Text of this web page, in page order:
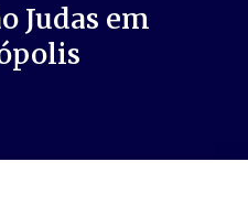
Judas em